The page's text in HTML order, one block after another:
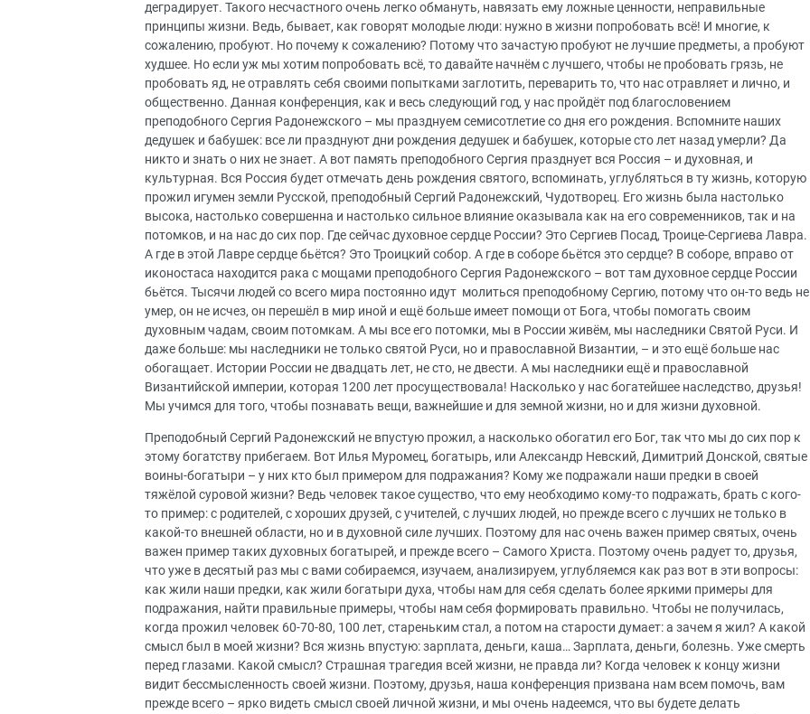
деградирует. Такого несчастного очень легко обмануть, навязать ему ложные ценности, неправильные
принципы жизни. Ведь, бывает, как говорят молодые люди: нужно в жизни попробовать всё! И многие, к
сожалению, пробуют. Но почему к сожалению? Потому что зачастую пробуют не лучшие предметы, а пробуют
худшее. Но если уж мы хотим попробовать всё, то давайте начнём с лучшего, чтобы не пробовать грязь, не
пробовать яд, не отравлять себя своими попытками заглотить, переварить то, что нас отравляет и лично, и
общественно. Данная конференция, как и весь следующий год, у нас пройдёт под благословением
преподобного Сергия Радонежского – мы празднуем семисотлетие со дня его рождения. Вспомните наших
дедушек и бабушек: все ли празднуют дни рождения дедушек и бабушек, которые сто лет назад умерли? Да
никто и знать о них не знает. А вот память преподобного Сергия празднует вся Россия – и духовная, и
культурная. Вся Россия будет отмечать день рождения святого, вспоминать, углубляться в ту жизнь, которую
прожил игумен земли Русской, преподобный Сергий Радонежский, Чудотворец. Его жизнь была настолько
высока, настолько совершенна и настолько сильное влияние оказывала как на его современников, так и на
потомков, и на нас до сих пор. Где сейчас духовное сердце России? Это Сергиев Посад, Троице-Сергиева Лавра.
А где в этой Лавре сердце бьётся? Это Троицкий собор. А где в соборе бьётся это сердце? В соборе, вправо от
иконостаса находится рака с мощами преподобного Сергия Радонежского – вот там духовное сердце России
бьётся. Тысячи людей со всего мира постоянно идут молиться преподобному Сергию, потому что он-то ведь не
умер, он не исчез, он перешёл в мир иной и ещё больше имеет помощи от Бога, чтобы помогать своим
духовным чадам, своим потомкам. А мы все его потомки, мы в России живём, мы наследники Святой Руси. И
даже больше: мы наследники не только святой Руси, но и православной Византии, – и это ещё больше нас
обогащает. Истории России не двадцать лет, не сто, не двести. А мы наследники ещё и православной
Византийской империи, которая 1200 лет просуществовала! Насколько у нас богатейшее наследство, друзья!
Мы учимся для того, чтобы познавать вещи, важнейшие и для земной жизни, но и для жизни духовной.
Преподобный Сергий Радонежский не впустую прожил, а насколько обогатил его Бог, так что мы до сих пор к
этому богатству прибегаем. Вот Илья Муромец, богатырь, или Александр Невский, Димитрий Донской, святые
воины-богатыри – у них кто был примером для подражания? Кому же подражали наши предки в своей
тяжёлой суровой жизни? Ведь человек такое существо, что ему необходимо кому-то подражать, брать с кого-
то пример: с родителей, с хороших друзей, с учителей, с лучших людей, но прежде всего с лучших не только в
какой-то внешней области, но и в духовной силе лучших. Поэтому для нас очень важен пример святых, очень
важен пример таких духовных богатырей, и прежде всего – Самого Христа. Поэтому очень радует то, друзья,
что уже в десятый раз мы с вами собираемся, изучаем, анализируем, углубляемся как раз вот в эти вопросы:
как жили наши предки, как жили богатыри духа, чтобы нам для себя сделать более яркими примеры для
подражания, найти правильные примеры, чтобы нам себя формировать правильно. Чтобы не получилась,
когда прожил человек 60-70-80, 100 лет, стареньким стал, а потом на старости думает: а зачем я жил? А какой
смысл был в моей жизни? Вся жизнь впустую: зарплата, деньги, каша… Зарплата, деньги, болезнь. Уже смерть
перед глазами. Какой смысл? Страшная трагедия всей жизни, не правда ли? Когда человек к концу жизни
видит бессмысленность своей жизни. Поэтому, друзья, наша конференция призвана нам всем помочь, вам
прежде всего – ярко видеть смысл своей личной жизни, и мы очень надеемся, что вы будете делать